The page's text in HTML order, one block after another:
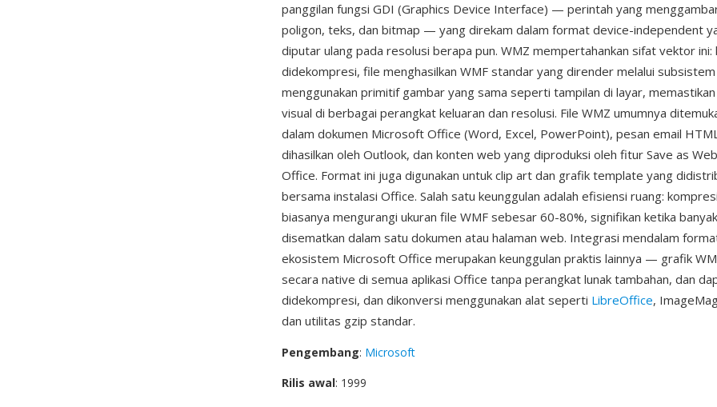
panggilan fungsi GDI (Graphics Device Interface) — perintah yang
poligon, teks, dan bitmap — yang direkam dalam format device-independent
diputar ulang pada resolusi berapa pun. WMZ mempertahankan sifat vektor ini:
didekompresi, file menghasilkan WMF standar yang dirender melalui
menggunakan primitif gambar yang sama seperti tampilan di layar,
visual di berbagai perangkat keluaran dan resolusi. File WMZ umumnya
dalam dokumen Microsoft Office (Word, Excel, PowerPoint), pesan email
dihasilkan oleh Outlook, dan konten web yang diproduksi oleh fitur Save as
Office. Format ini juga digunakan untuk clip art dan grafik template yang
bersama instalasi Office. Salah satu keunggulan adalah efisiensi ruang:
biasanya mengurangi ukuran file WMF sebesar 60-80%, signifikan ketika
disematkan dalam satu dokumen atau halaman web. Integrasi mendalam
ekosistem Microsoft Office merupakan keunggulan praktis lainnya — grafik
secara native di semua aplikasi Office tanpa perangkat lunak tambahan, dan
didekompresi, dan dikonversi menggunakan alat seperti LibreOffice,
dan utilitas gzip standar.
Pengembang: Microsoft
Rilis awal: 1999